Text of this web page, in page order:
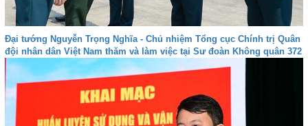
Đại tướng Nguyễn Trọng Nghĩa - Chủ nhiệm Tổng cục Chính trị Quân
đội nhân dân Việt Nam thăm và làm việc tại Sư đoàn Không quân 372